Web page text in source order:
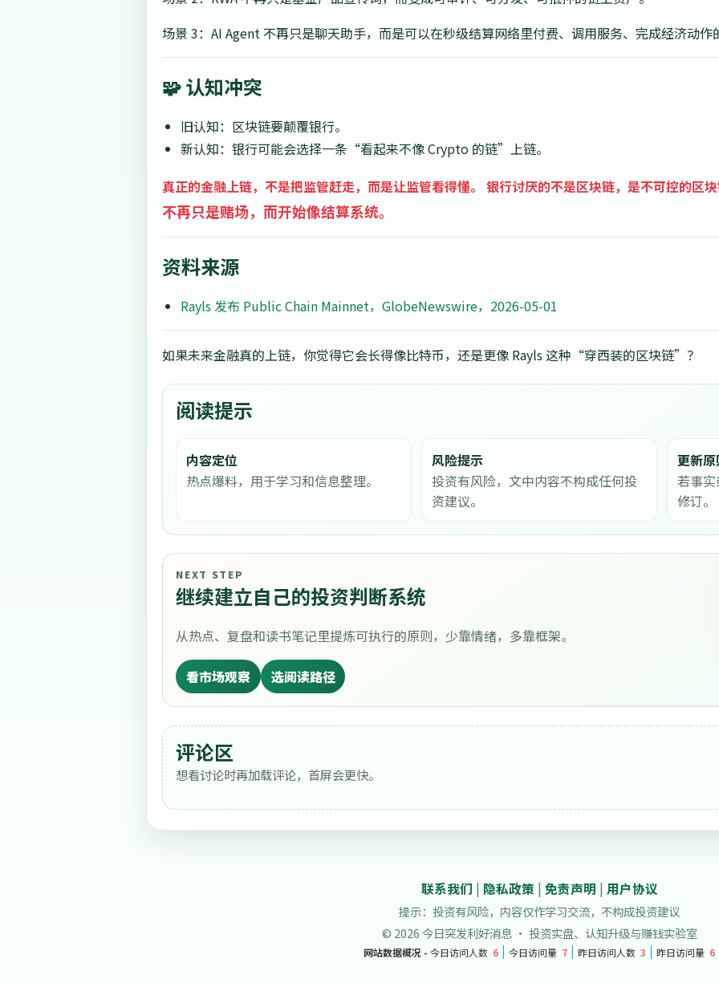
场景 3：AI Agent 不再只是聊天助手，而是可以在秒级结算网络里付费、调用服务、完成经济动作
🧩 认知冲突
旧认知：区块链要颠覆银行。
新认知：银行可能会选择一条“看起来不像 Crypto 的链”上链。
真正的金融上链，不是把监管赶走，而是让监管看得懂。 银行讨厌的不是区块链，是不可控的区
不再只是赌场，而开始像结算系统。
资料来源
Rayls 发布 Public Chain Mainnet，GlobeNewswire，2026-05-01
如果未来金融真的上链，你觉得它会长得像比特币，还是更像 Rayls 这种“穿西装的区块链”？
阅读提示
内容定位
热点爆料，用于学习和信息整理。
风险提示
投资有风险，文中内容不构成任何投
资建议。
更新
若事
修订。
NEXT STEP
继续建立自己的投资判断系统
从热点、复盘和读书笔记里提炼可执行的原则，少靠情绪，多靠框架。
看市场观察 选阅读路径
评论区
想看讨论时再加载评论，首屏会更快。
联系我们 | 隐私政策 | 免责声明 | 用户协议
提示：投资有风险，内容仅作学习交流，不构成投资建议
© 2026 今日突发利好消息 · 投资实盘、认知升级与赚钱实验室
网站数据概况 - 今日访问人数 6 今日访问量 7 昨日访问人数 3 昨日访问量 6